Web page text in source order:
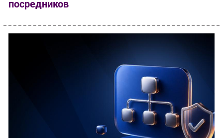
посредников